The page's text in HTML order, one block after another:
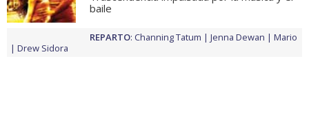
baile
REPARTO: Channing Tatum Jenna Dewan
Mario
Drew Sidora